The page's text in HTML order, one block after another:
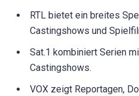
RTL bietet ein breites
Castingshows und
Sat.1 kombiniert Serien
Castingshows.
VOX zeigt Reportagen,